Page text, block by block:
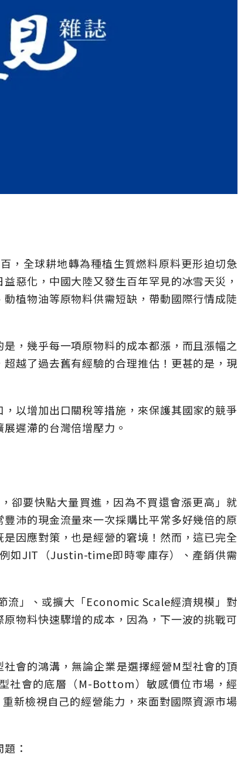
，全球耕地轉為種植生質燃料原料更形迫切急
惡化，中國大陸又發生百年罕見的冰雪天災，
植物油等原物料供需短缺，帶動國際行情成陡
，幾乎每一項原物料的成本都漲，而且漲幅之
越了過去舊有經驗的合理推估！更甚的是，現
以增加出口關稅等措施，來保護其國家的競爭
遲滯的台灣倍增壓力。
卻要快點大量買進，因為不買還會漲更高」就
沛的現金流量來一次採購比平常多好幾倍的原
因應對策，也是經營的窘境！然而，這已完全
如JIT（Justin-time即時零庫存）、產銷供需
流」、或擴大「Economic Scale經濟規模」對
物料快速驟增的成本，因為，下一波的挑戰可
會的鴻溝，無論企業是選擇經營M型社會的頂
社會的底層（M-Bottom）敏感價位市場，經
新檢視自己的經營能力，來面對國際資源市場
：